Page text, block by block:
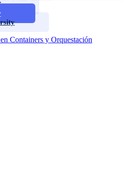
Containers y Orquestación